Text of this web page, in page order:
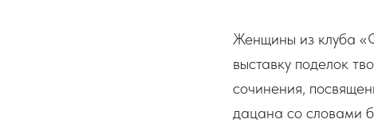
Женщины из клуба
выставку поделок
сочинения,
дацана со словами